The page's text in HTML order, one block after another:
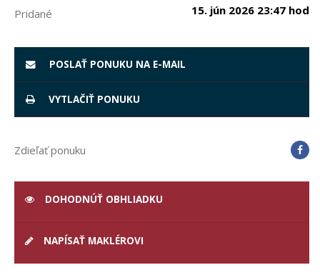
Pridané
15. jún 2026 23:47 hod
POSLAŤ PONUKU NA E-MAIL
VYTLAČIŤ PONUKU
Zdieľať ponuku
DOHODNÚŤ OBHLIADKU
NAPÍSAŤ MAKLÉROVI